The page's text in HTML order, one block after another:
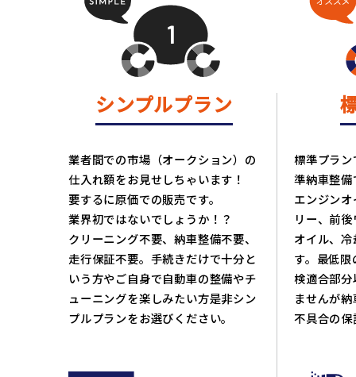
シンプルプラン
業者間での市場（オークション）の
仕入れ額をお見せしちゃいます！
要するに原価での販売です。
業界初ではないでしょうか！？
クリーニング不要、納車整備不要、
走行保証不要。手続きだけで十分と
いう方やご自身で自動車の整備やチ
ューニングを楽しみたい方是非シン
プルプランをお選びください。
標準プラ
準納車整
エンジン
リー、前
オイル、
す。最低
検適合部
ませんが
不具合の